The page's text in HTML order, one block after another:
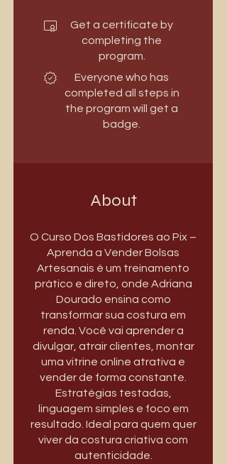
Get a certificate by
completing the
program.
Everyone who has
completed all steps in
the program will get a
badge.
About
O Curso Dos Bastidores ao Pix –
Aprenda a Vender Bolsas
Artesanais é um treinamento
prático e direto, onde Adriana
Dourado ensina como
transformar sua costura em
renda. Você vai aprender a
divulgar, atrair clientes, montar
uma vitrine online atrativa e
vender de forma constante.
Estratégias testadas,
linguagem simples e foco em
resultado. Ideal para quem quer
viver da costura criativa com
autenticidade.